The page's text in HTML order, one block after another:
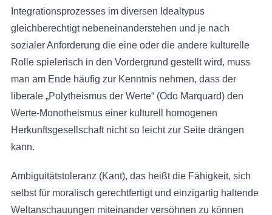
Integrationsprozesses im diversen Idealtypus
gleichberechtigt nebeneinanderstehen und je nach
sozialer Anforderung die eine oder die andere kulturelle
Rolle spielerisch in den Vordergrund gestellt wird, muss
man am Ende häufig zur Kenntnis nehmen, dass der
liberale „Polytheismus der Werte“ (Odo Marquard) den
Werte-Monotheismus einer kulturell homogenen
Herkunftsgesellschaft nicht so leicht zur Seite drängen
kann.
Ambiguitätstoleranz (Kant), das heißt die Fähigkeit, sich
selbst für moralisch gerechtfertigt und einzigartig haltende
Weltanschauungen miteinander versöhnen zu können